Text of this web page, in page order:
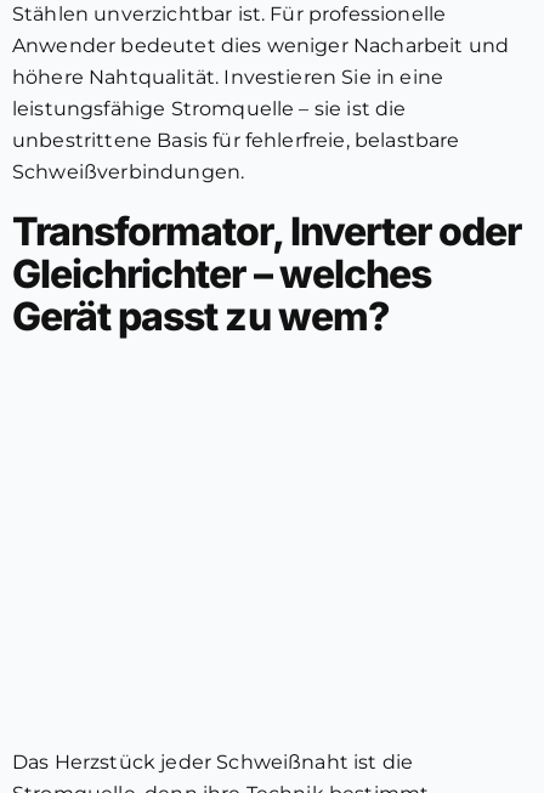
Stählen unverzichtbar ist. Für professionelle
Anwender bedeutet dies weniger Nacharbeit und
höhere Nahtqualität. Investieren Sie in eine
leistungsfähige Stromquelle – sie ist die
unbestrittene Basis für fehlerfreie, belastbare
Schweißverbindungen.
Transformator, Inverter oder
Gleichrichter – welches
Gerät passt zu wem?
Das Herzstück jeder Schweißnaht ist die